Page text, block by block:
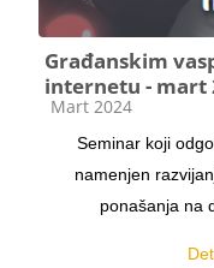
Građanskim
internetu - mart
Категорија курса
Mart 2024
Seminar koji
namenjen
ponašanja na